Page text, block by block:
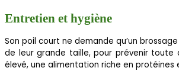
Entretien et hygiène
Son poil court ne demande qu’un
de leur grande taille, pour prévenir toute
élevé, une alimentation riche en